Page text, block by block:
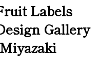
Labels
Gallery